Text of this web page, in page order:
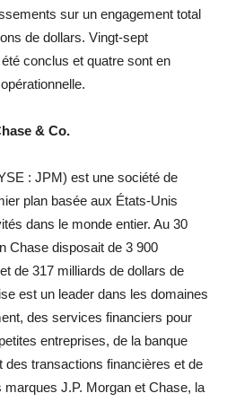
sur un engagement total
de dollars. Vingt-sept
conclus et quatre sont en
& Co.
: JPM) est une société de
plan basée aux États-Unis
dans le monde entier. Au 30
Chase disposait de 3 900
de 317 milliards de dollars de
est un leader dans les domaines
des services financiers pour
entreprises, de la banque
transactions financières et de
marques J.P. Morgan et Chase, la